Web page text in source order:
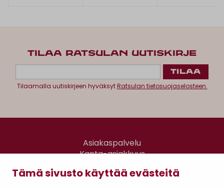
Tämä sivusto käyttää evästeitä
TILAA RATSULAN UUTISKIRJE
Tilaamalla uutiskirjeen hyväksytRatsulan tietosuojaselosteen.
Asiakaspalvelu
Kanta-asiakkuus
Gomee Ratsula Café